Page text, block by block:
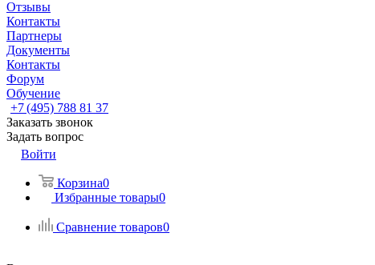
Отзывы
Контакты
Партнеры
Документы
Контакты
Форум
Обучение
+7 (495) 788 81 37
Заказать звонок
Задать вопрос
Войти
Корзина0
Избранные товары0
Сравнение товаров0